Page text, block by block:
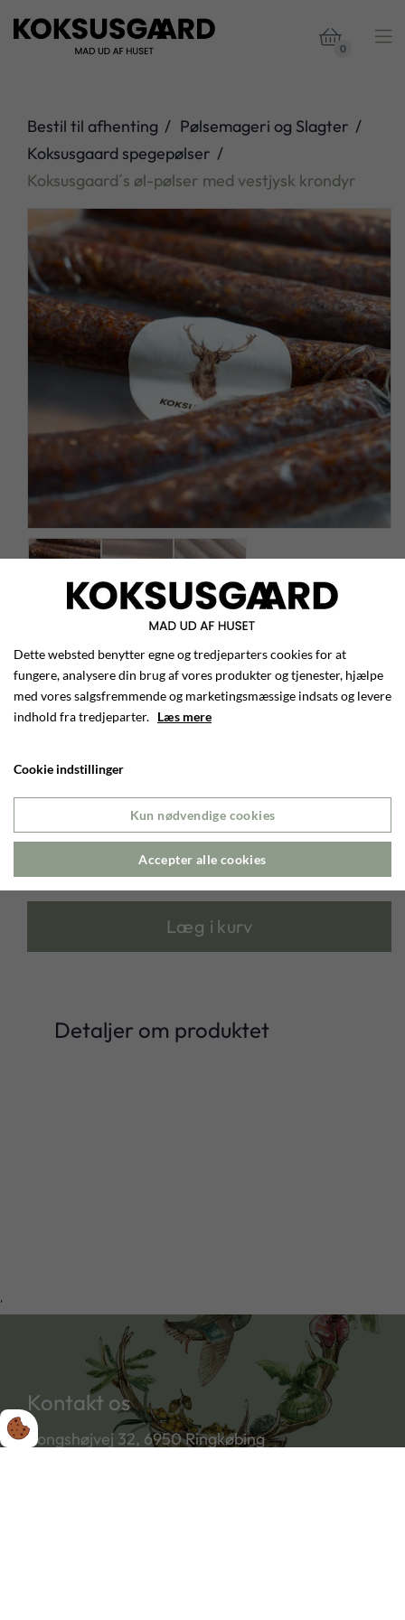


0
Bestil til afhenting
Pølsemageri og Slagter
Koksusgaard spegepølser
Koksusgaard´s øl-pølser med vestjysk krondyr
Koksusgaard´s øl-pølser med
vestjysk krondyr
pakker a 200 g.
75,00 kr.
Læg i kurv
Detaljer om produktet
'
Kontakt os
Kongshøjvej 32, 6950 Ringkøbing
Dette websted benytter egne og tredjeparters cookies for at
fungere, analysere din brug af vores produkter og tjenester, hjælpe
med vores salgsfremmende og marketingsmæssige indsats og levere
indhold fra tredjeparter. Læs mere
Cookie indstillinger
Kun nødvendige cookies
Accepter alle cookies